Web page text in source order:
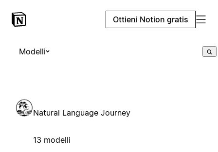
Ottieni Notion gratis
Modelli
Natural Language Journey
13 modelli